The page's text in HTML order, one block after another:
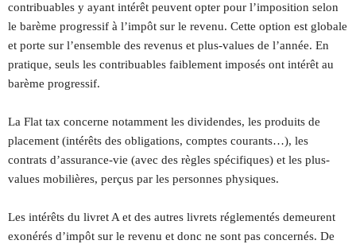
contribuables y ayant intérêt peuvent opter pour l’imposition selon
le barème progressif à l’impôt sur le revenu. Cette option est globale
et porte sur l’ensemble des revenus et plus-values de l’année. En
pratique, seuls les contribuables faiblement imposés ont intérêt au
barème progressif.
La Flat tax concerne notamment les dividendes, les produits de
placement (intérêts des obligations, comptes courants…), les
contrats d’assurance-vie (avec des règles spécifiques) et les plus-
values mobilières, perçus par les personnes physiques.
Les intérêts du livret A et des autres livrets réglementés demeurent
exonérés d’impôt sur le revenu et donc ne sont pas concernés. De